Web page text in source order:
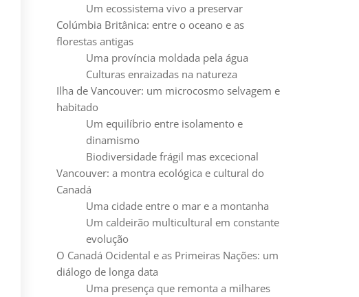
Um ecossistema vivo a preservar
Colúmbia Britânica: entre o oceano e as
florestas antigas
Uma província moldada pela água
Culturas enraizadas na natureza
Ilha de Vancouver: um microcosmo selvagem e
habitado
Um equilíbrio entre isolamento e
dinamismo
Biodiversidade frágil mas excecional
Vancouver: a montra ecológica e cultural do
Canadá
Uma cidade entre o mar e a montanha
Um caldeirão multicultural em constante
evolução
O Canadá Ocidental e as Primeiras Nações: um
diálogo de longa data
Uma presença que remonta a milhares